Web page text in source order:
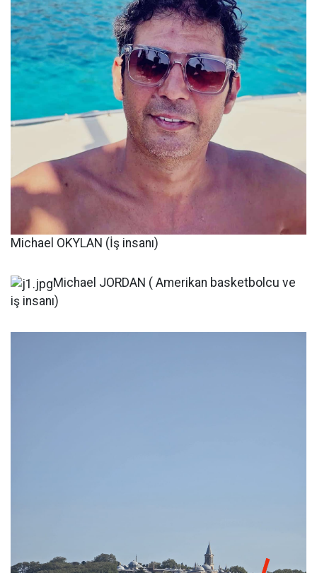
Michael OKYLAN (İş insanı)
Michael JORDAN ( Amerikan basketbolcu ve
iş insanı)